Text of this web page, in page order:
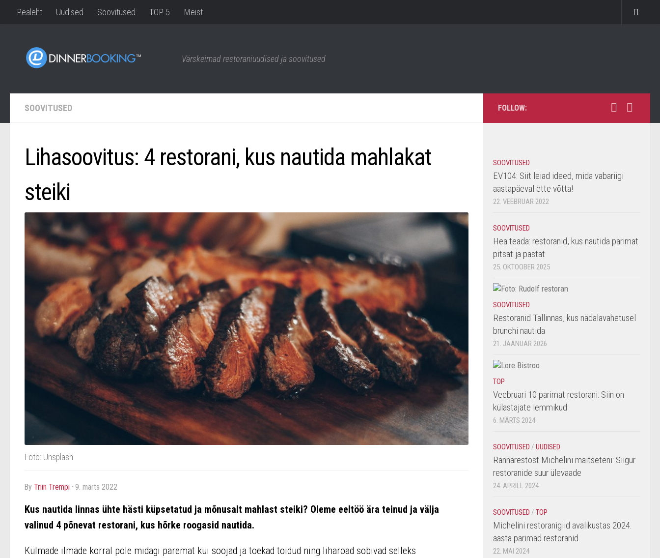
Pealeht Uudised Soovitused TOP 5 Meist
Värskeimad restoraniuudised ja soovitused
SOOVITUSED
Lihasoovitus: 4 restorani, kus nautida mahlakat
steiki
Foto: Unsplash
by Triin Trempi · 9. märts 2022
Kus nautida linnas ühte hästi küpsetatud ja mõnusalt mahlast steiki? Oleme eeltöö ära teinud ja välja
valinud 4 põnevat restorani, kus hõrke roogasid nautida.
Külmade ilmade korral pole midagi paremat kui soojad ja toekad toidud ning liharoad sobivad selleks
FOLLOW:
SOOVITUSED
EV104: Siit leiad ideed, mida vabariigi
aastapäeval ette võtta!
22. VEEBRUAR 2022
SOOVITUSED
Hea teada: restoranid, kus nautida parimat
pitsat ja pastat
25. OKTOOBER 2025
SOOVITUSED
Restoranid Tallinnas, kus nädalavahetusel
brunchi nautida
21. JAANUAR 2026
TOP
Veebruari 10 parimat restorani: Siin on
külastajate lemmikud
6. MÄRTS 2024
SOOVITUSED / UUDISED
Rannarestost Michelini maitseteni: Siigur
restoranide suur ülevaade
24. APRILL 2024
SOOVITUSED / TOP
Michelini restoranigiid avalikustas 2024.
aasta parimad restoranid
22. MAI 2024